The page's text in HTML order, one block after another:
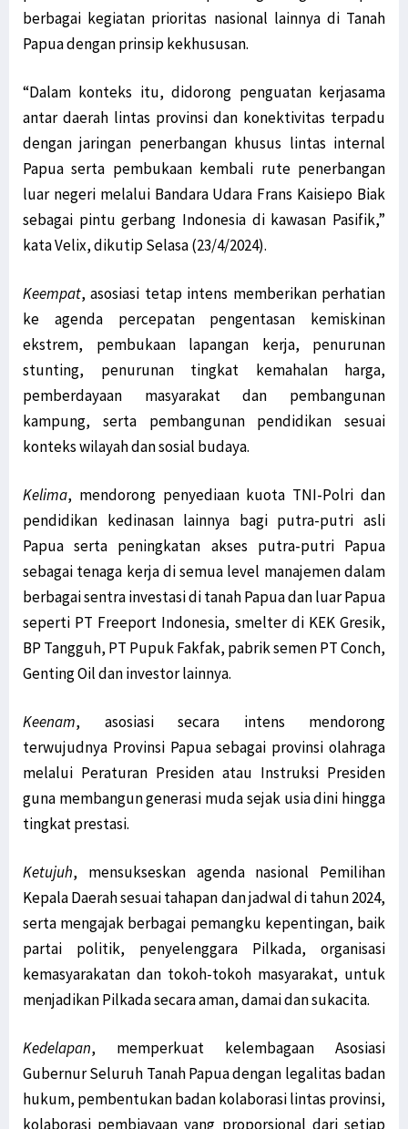
berbagai kegiatan prioritas nasional lainnya di Tanah
Papua dengan prinsip kekhususan.
“Dalam konteks itu, didorong penguatan kerjasama
antar daerah lintas provinsi dan konektivitas terpadu
dengan jaringan penerbangan khusus lintas internal
Papua serta pembukaan kembali rute penerbangan
luar negeri melalui Bandara Udara Frans Kaisiepo Biak
sebagai pintu gerbang Indonesia di kawasan Pasifik,”
kata Velix,dikutip Selasa (23/4/2024).
Keempat, asosiasi tetap intens memberikan perhatian
ke agenda percepatan pengentasan kemiskinan
ekstrem, pembukaan lapangan kerja, penurunan
stunting, penurunan tingkat kemahalan harga,
pemberdayaan masyarakat dan pembangunan
kampung, serta pembangunan pendidikan sesuai
konteks wilayah dan sosial budaya.
Kelima, mendorong penyediaan kuota TNI-Polri dan
pendidikan kedinasan lainnya bagi putra-putri asli
Papua serta peningkatan akses putra-putri Papua
sebagai tenaga kerja di semua level manajemen dalam
berbagai sentra investasi di tanah Papua dan luar Papua
seperti PT Freeport Indonesia, smelter di KEK Gresik,
BP Tangguh, PT Pupuk Fakfak, pabrik semen PT Conch,
Genting Oil dan investor lainnya.
Keenam, asosiasi secara intens mendorong
terwujudnya Provinsi Papua sebagai provinsi olahraga
melalui Peraturan Presiden atau Instruksi Presiden
guna membangun generasi muda sejak usia dini hingga
tingkat prestasi.
Ketujuh, mensukseskan agenda nasional Pemilihan
Kepala Daerah sesuai tahapan dan jadwal di tahun 2024,
serta mengajak berbagai pemangku kepentingan, baik
partai politik, penyelenggara Pilkada, organisasi
kemasyarakatan dan tokoh-tokoh masyarakat, untuk
menjadikan Pilkada secara aman, damai dan sukacita.
Kedelapan, memperkuat kelembagaan Asosiasi
Gubernur Seluruh Tanah Papua dengan legalitas badan
hukum, pembentukan badan kolaborasi lintas provinsi,
kolaborasi pembiayaan yang proporsional dari setiap